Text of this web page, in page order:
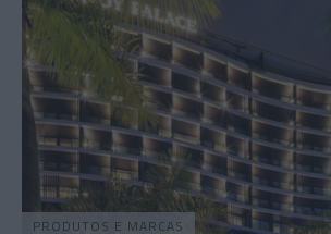
PRODUTOS E MARCAS